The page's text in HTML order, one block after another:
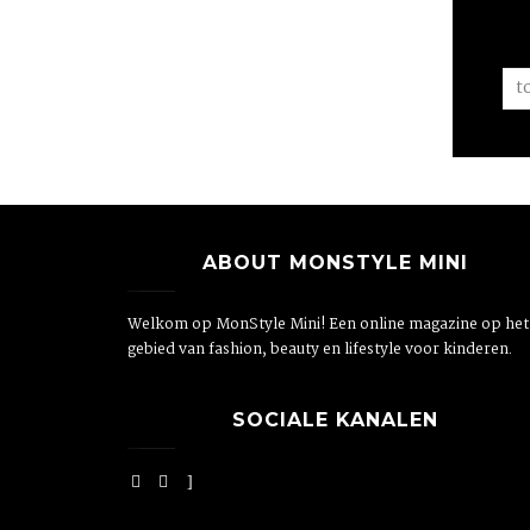
ABOUT MONSTYLE MINI
Welkom op MonStyle Mini! Een online magazine op het
gebied van fashion, beauty en lifestyle voor kinderen.
SOCIALE KANALEN